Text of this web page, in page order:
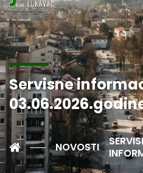
Servisne
NOVOSTI